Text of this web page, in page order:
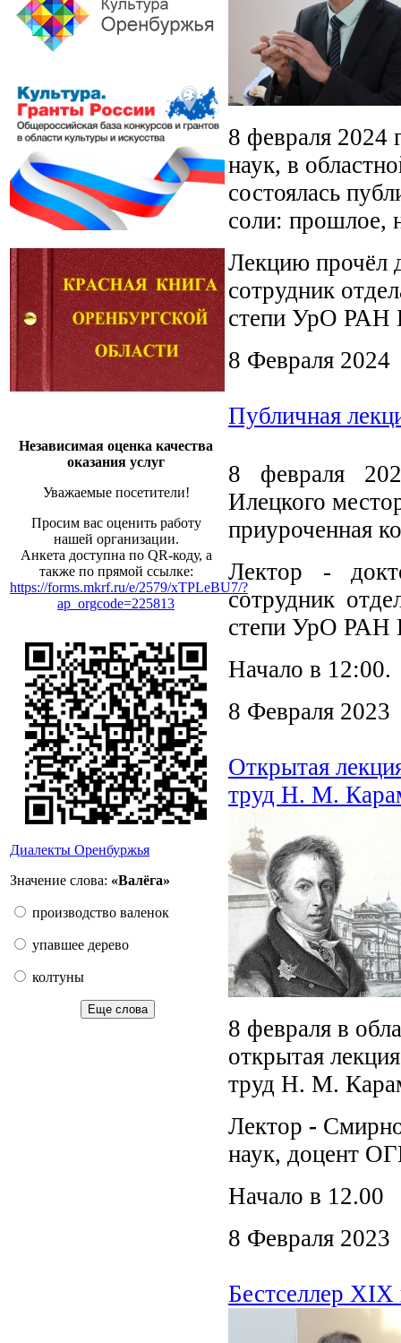
Независимая оценка качества
оказания услуг
Уважаемые посетители!
Просим вас оценить работу
нашей организации.
Анкета доступна по QR-коду, а
также по прямой ссылке:
https://forms.mkrf.ru/e/2579/xTPLeBU7/?
ap_orgcode=225813
Диалекты Оренбуржья
Значение слова: «Валёга»
производство валенок
упавшее дерево
колтуны
Еще слова
8 февраля 2024
наук, в
состоялась
соли: прошлое,
Лекцию прочёл
сотрудник
степи УрО РАН
8 Февраля 2024
Публичная
8 февраля
Илецкого
приуроченная
Лектор -
сотрудник
степи УрО РАН
Начало в 12:00.
8 Февраля 2023
Открытая
труд Н. М.
8 февраля в
открытая
труд Н. М.
Лектор -
наук, доцент
Начало в 12.00
8 Февраля 2023
Бестселлер